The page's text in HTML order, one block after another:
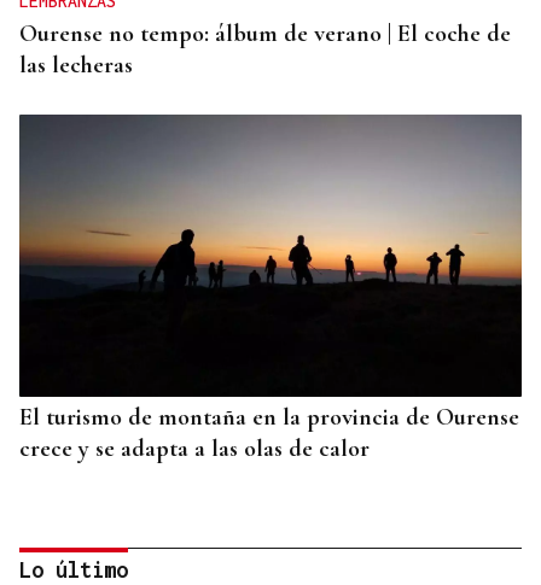
Ourense no tempo: álbum de verano | El coche de
las lecheras
El turismo de montaña en la provincia de Ourense
crece y se adapta a las olas de calor
Lo último